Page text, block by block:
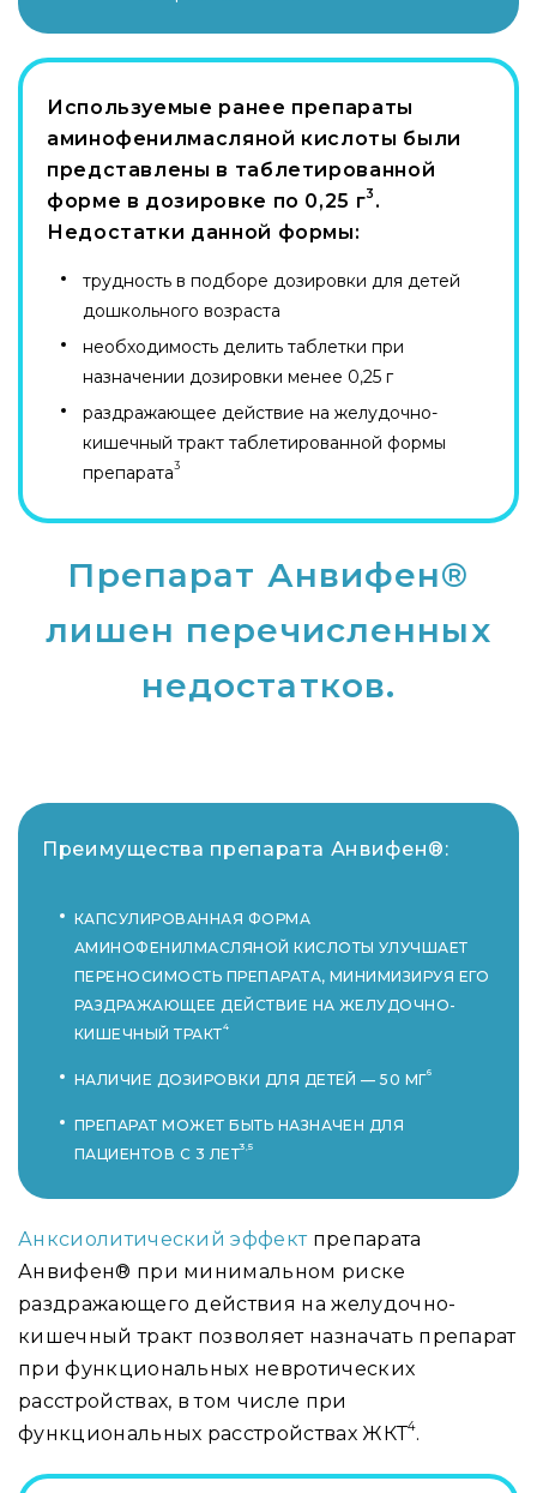
Используемые ранее препараты
аминофенилмасляной кислоты были
представлены в таблетированной
форме в дозировке по 0,25 г3 .
Недостатки данной формы:
трудность в подборе дозировки для детей
дошкольного возраста
необходимость делить таблетки при
назначении дозировки менее 0,25 г
раздражающее действие на желудочно-
кишечный тракт таблетированной формы
препарата3
Препарат Анвифен®
лишен перечисленных
недостатков.
Преимущества препарата Анвифен®:
КАПСУЛИРОВАННАЯ ФОРМА
АМИНОФЕНИЛМАСЛЯНОЙ КИСЛОТЫ УЛУЧШАЕТ
ПЕРЕНОСИМОСТЬ ПРЕПАРАТА, МИНИМИЗИРУЯ ЕГО
РАЗДРАЖАЮЩЕЕ ДЕЙСТВИЕ НА ЖЕЛУДОЧНО-
КИШЕЧНЫЙ ТРАКТ4
НАЛИЧИЕ ДОЗИРОВКИ ДЛЯ ДЕТЕЙ — 50 МГ6
ПРЕПАРАТ МОЖЕТ БЫТЬ НАЗНАЧЕН ДЛЯ
ПАЦИЕНТОВ С 3 ЛЕТ3,5
Анксиолитический эффектпрепарата
Анвифен® при минимальном риске
раздражающего действия на желудочно-
кишечный тракт позволяет назначать препарат
при функциональных невротических
расстройствах, в том числе при
функциональных расстройствах ЖКТ4.